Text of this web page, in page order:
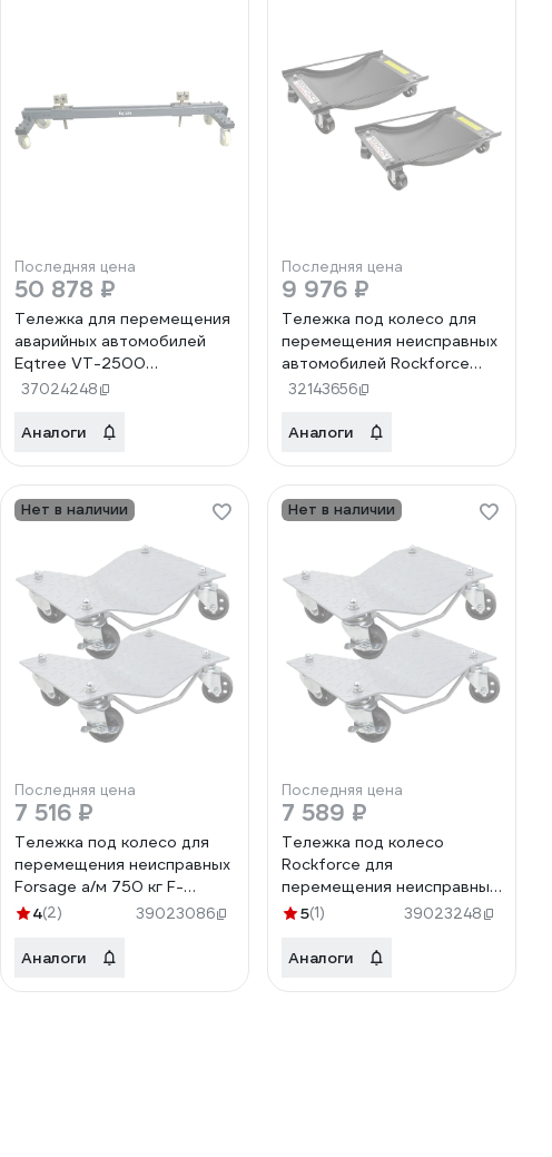
Последняя цена
50 878 ₽
Тележка для перемещения
аварийных автомобилей
Eqtree VT-2500
В0000000201907
37024248
Аналоги
Последняя цена
9 976 ₽
Тележка под колесо для
перемещения неисправных
автомобилей Rockforce
450кг (2шт/к-т) RF-
32143656
Аналоги
Нет в наличии
Последняя цена
7 516 ₽
Тележка под колесо для
перемещения неисправных
Forsage а/м 750 кг F-
TC323(61971)
4(2) 39023086
Аналоги
Нет в наличии
Последняя цена
7 589 ₽
Тележка под колесо
Rockforce для
перемещения неисправных
а/м, 750 кг RF-
5(1) 39023248
Аналоги